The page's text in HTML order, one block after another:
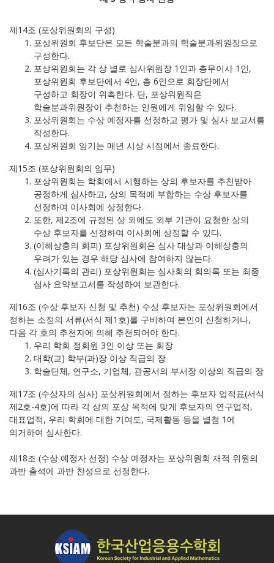
제14조 (포상위원회의 구성)
포상위원회 후보단은 모든 학술분과의 학술분과위원장으로
구성한다.
포상위원회는 각 상 별로 심사위원장 1인과 총무이사 1인,
포상위원회 후보단에서 4인, 총 6인으로 회장단에서
구성하고 회장이 위촉한다. 단, 포상위원직은
학술분과위원장이 추천하는 인원에게 위임할 수 있다.
포상위원회는 수상 예정자를 선정하고 평가 및 심사 보고서를
작성한다.
포상위원회 임기는 매년 시상 시점에서 종료한다.
제15조 (포상위원회의 임무)
포상위원회는 학회에서 시행하는 상의 후보자를 추천받아
공정하게 심사하고, 상의 목적에 부합하는 수상 후보자를
선정하여 이사회에 상정한다.
또한, 제2조에 규정된 상 외에도 외부 기관이 요청한 상의
수상 후보자를 선정하여 이사회에 상정할 수 있다.
(이해상충의 회피) 포상위원회은 심사 대상과 이해상충의
우려가 있는 경우 해당 심사에 참여하지 않는다.
(심사기록의 관리) 포상위원회는 심사회의 회의록 또는 최종
심사 요약보고서를 작성하여 보관한다.
제16조 (수상 후보자 신청 및 추천) 수상 후보자는 포상위원회에서
정하는 소정의 서류(서식 제1호)를 구비하여 본인이 신청하거나,
다음 각 호의 추천자에 의해 추천되어야 한다.
우리 학회 정회원 3인 이상 또는 회장
대학(교) 학부(과)장 이상 직급의 장
학술단체, 연구소, 기업체, 관공서의 부서장 이상의 직급의 장
제17조 (수상자의 심사) 포상위원회에서 정하는 후보자 업적표(서식
제2호-4호)에 따라 각 상의 포상 목적에 맞게 후보자의 연구업적,
대표업적, 우리 학회에 대한 기여도, 국제활동 등을 별첨 1에
의거하여 심사한다.
제18조 (수상 예정자 선정) 수상 예정자는 포상위원회 재적 위원의
과반 출석에 과반 찬성으로 선정한다.